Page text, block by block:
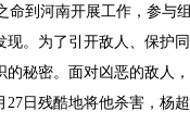
命到河南开展工作，参与
。为了引开敌人、保护
秘密。面对凶恶的敌人
日残酷地将他杀害，杨超